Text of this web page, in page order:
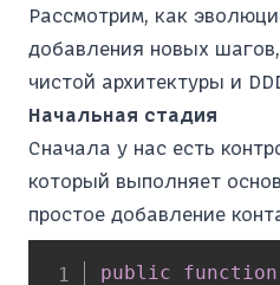
Рассмотрим, как
добавления новых
чистой архитектуры и
Начальная стадия
Сначала у нас есть
который выполняет
простое добавление
public function